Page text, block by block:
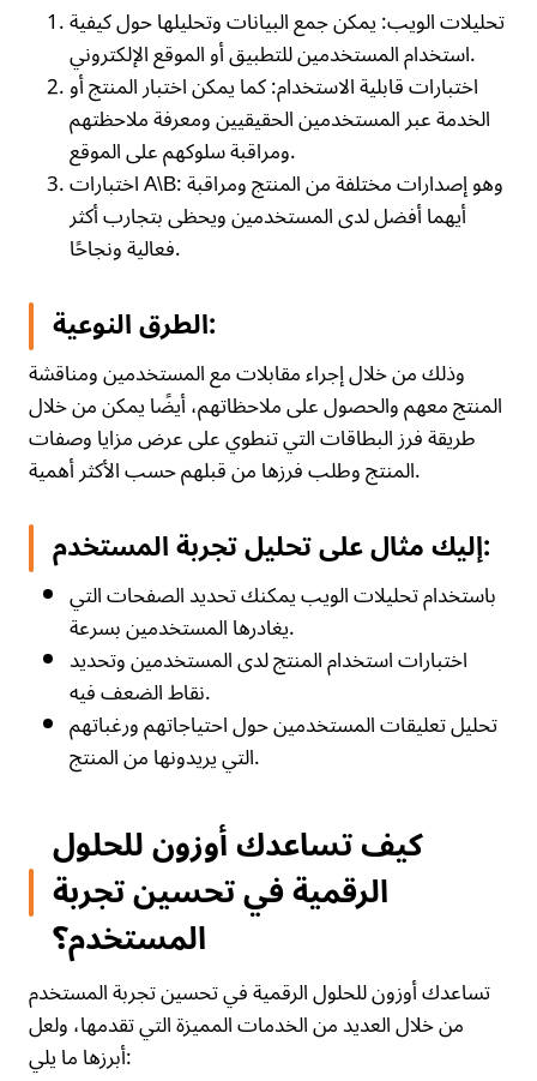
تحليلات الويب: يمكن جمع البيانات وتحليلها حول كيفية
استخدام المستخدمين للتطبيق أو الموقع الإلكتروني.
اختبارات قابلية الاستخدام: كما يمكن اختبار المنتج أو
الخدمة عبر المستخدمين الحقيقيين ومعرفة ملاحظتهم
ومراقبة سلوكهم على الموقع.
اختبارات A\B: وهو إصدارات مختلفة من المنتج ومراقبة
أيهما أفضل لدى المستخدمين ويحظى بتجارب أكثر
فعالية ونجاحًا.
الطرق النوعية:
وذلك من خلال إجراء مقابلات مع المستخدمين ومناقشة
المنتج معهم والحصول على ملاحظاتهم، أيضًا يمكن من خلال
طريقة فرز البطاقات التي تنطوي على عرض مزايا وصفات
المنتج وطلب فرزها من قبلهم حسب الأكثر أهمية.
إليك مثال على تحليل تجربة المستخدم:
باستخدام تحليلات الويب يمكنك تحديد الصفحات التي
يغادرها المستخدمين بسرعة.
اختبارات استخدام المنتج لدى المستخدمين وتحديد
نقاط الضعف فيه.
تحليل تعليقات المستخدمين حول احتياجاتهم ورغباتهم
التي يريدونها من المنتج.
كيف تساعدك أوزون للحلول
الرقمية في تحسين تجربة
المستخدم؟
تساعدك أوزون للحلول الرقمية في تحسين تجربة المستخدم
من خلال العديد من الخدمات المميزة التي تقدمها، ولعل
أبرزها ما يلي: